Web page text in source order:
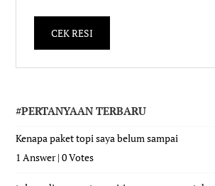
#PERTANYAAN TERBARU
Kenapa paket topi saya belum sampai
1 Answer|0 Votes